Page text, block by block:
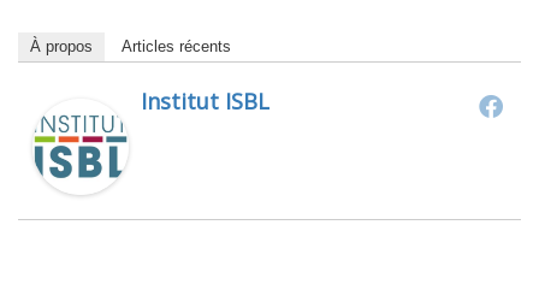
À propos Articles récents
Institut ISBL